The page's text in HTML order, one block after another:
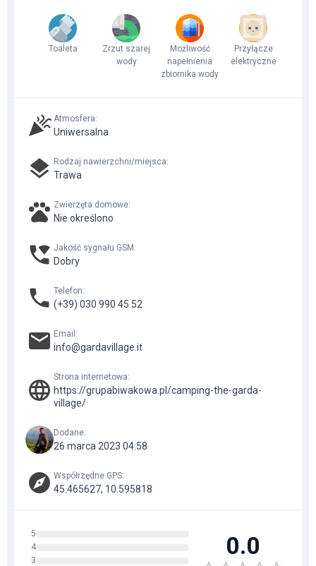
Toaleta
Zrzut szarej
wody
Możliwość
napełnienia
zbiornika wody
Przyłącze
elektryczne
Atmosfera:
Uniwersalna
Rodzaj nawierzchni/miejsca:
Trawa
Zwierzęta domowe:
Nie określono
Jakość sygnału GSM :
Dobry
Telefon:
(+39) 030 990 45 52
Email :
info@gardavillage.it
Strona internetowa:
https://grupabiwakowa.pl/camping-the-garda-
village/
Dodane:
26 marca 2023 04:58
Współrzędne GPS:
45.465627, 10.595818
5
4
3
0.0